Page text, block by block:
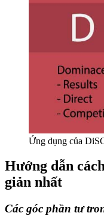
Ứng dụng của
Hướng dẫn
giản nhất
Các góc phần tư